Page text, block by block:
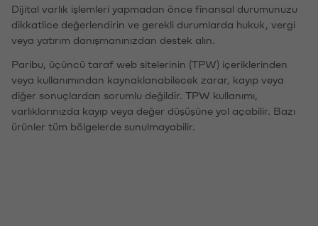
Dijital varlık işlemleri yapmadan önce finansal durumunuzu
dikkatlice değerlendirin ve gerekli durumlarda hukuk, vergi
veya yatırım danışmanınızdan destek alın.
Paribu, üçüncü taraf web sitelerinin (TPW) içeriklerinden
veya kullanımından kaynaklanabilecek zarar, kayıp veya
diğer sonuçlardan sorumlu değildir. TPW kullanımı,
varlıklarınızda kayıp veya değer düşüşüne yol açabilir. Bazı
ürünler tüm bölgelerde sunulmayabilir.